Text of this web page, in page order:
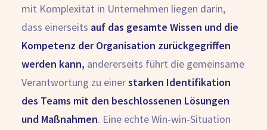
mit Komplexität in Unternehmen liegen darin,
dass einerseits auf das gesamte Wissen und die
Kompetenz der Organisation zurückgegriffen
werden kann, andererseits führt die gemeinsame
Verantwortung zu einerstarken Identifikation
des Teams mit den beschlossenen Lösungen
und Maßnahmen. Eine echte Win-win-Situation